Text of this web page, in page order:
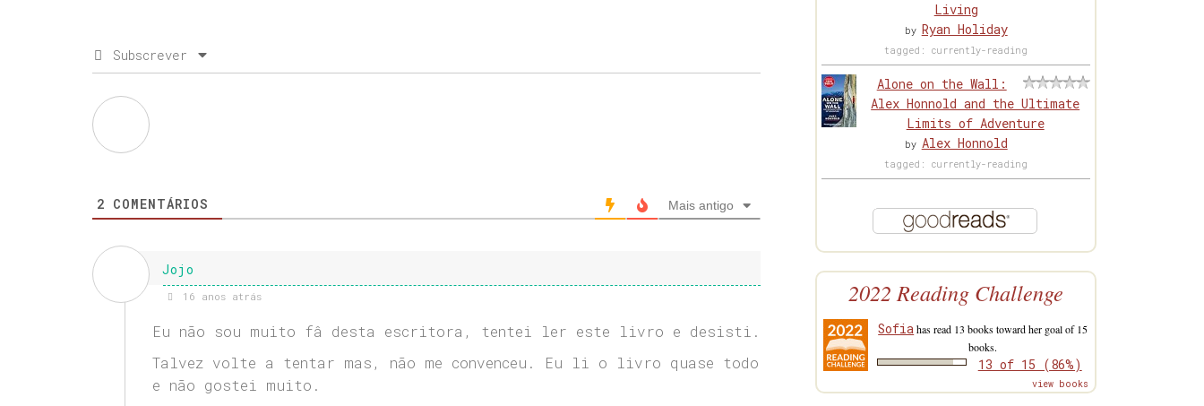
Subscrever
2 COMENTÁRIOS Mais antigo
Jojo
16 anos atrás
Eu não sou muito fâ desta escritora, tentei ler este livro e desisti.
Talvez volte a tentar mas, não me convenceu. Eu li o livro quase todo
e não gostei muito.
Living
by Ryan Holiday
tagged: currently-reading
Alone on the Wall:
Alex Honnold and the Ultimate
Limits of Adventure
by Alex Honnold
tagged: currently-reading
2022 Reading Challenge
Sofiahas read 13 books toward her goal of 15
books.
13 of 15 (86%)
view books